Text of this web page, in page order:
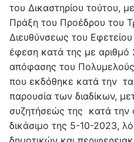
του Δικαστηρίου τούτου,
Πράξη του Προέδρου του
Διευθύνσεως του
έφεση κατά της με αριθμό
απόφασης του Πολυμελούς
που εκδόθηκε κατά την
παρουσία των διαδίκων,
συζητήσεώς της κατά την
δικάσιμο της 5-10-2023,